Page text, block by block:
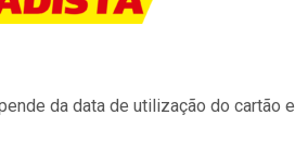
da data de utilização do cartão e